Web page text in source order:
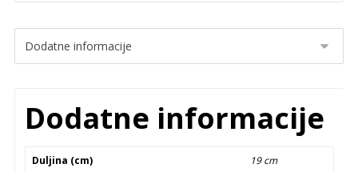
Dodatne informacije
Duljina (cm) 19 cm